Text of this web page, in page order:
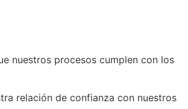
nuestros procesos cumplen con los
relación de confianza con nuestros